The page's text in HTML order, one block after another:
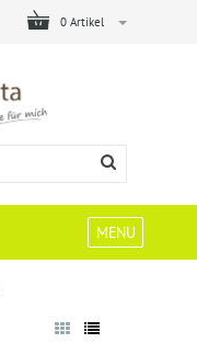
0 Artikel
MENU